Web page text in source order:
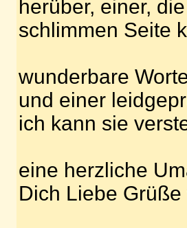
herüber, einer,
schlimmen Seite
wunderbare
und einer
ich kann sie
eine herzliche
Dich Liebe